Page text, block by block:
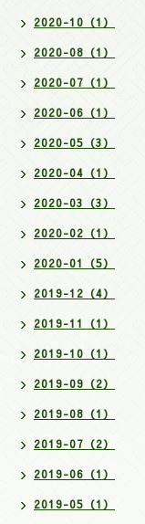
2020-10（1）
2020-08（1）
2020-07（1）
2020-06（1）
2020-05（3）
2020-04（1）
2020-03（3）
2020-02（1）
2020-01（5）
2019-12（4）
2019-11（1）
2019-10（1）
2019-09（2）
2019-08（1）
2019-07（2）
2019-06（1）
2019-05（1）